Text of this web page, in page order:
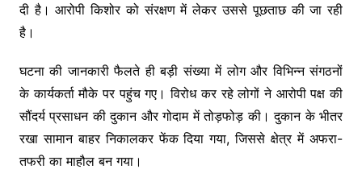
दी है। आरोपी किशोर को संरक्षण में लेकर उससे पूछताछ की जा रही
है।
घटना की जानकारी फैलते ही बड़ी संख्या में लोग और विभिन्न संगठनों
के कार्यकर्ता मौके पर पहुंच गए। विरोध कर रहे लोगों ने आरोपी पक्ष की
सौंदर्य प्रसाधन की दुकान और गोदाम में तोड़फोड़ की। दुकान के भीतर
रखा सामान बाहर निकालकर फेंक दिया गया, जिससे क्षेत्र में अफरा-
तफरी का माहौल बन गया।